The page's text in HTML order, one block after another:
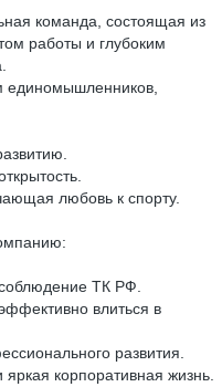
команда, состоящая из
работы и глубоким
любовь к спорту.
ТК РФ.
влиться в
развития.
корпоративная жизнь.